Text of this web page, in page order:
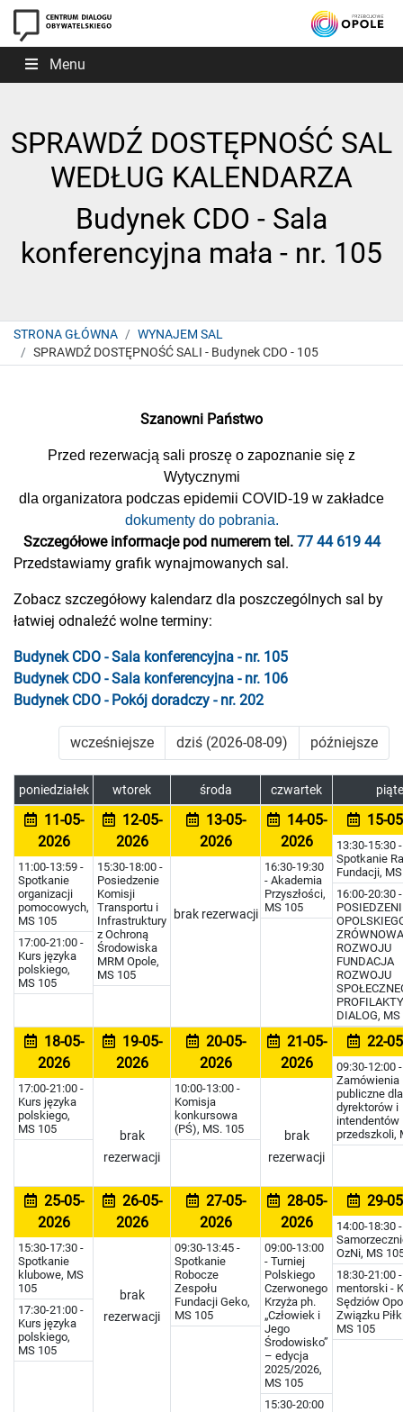
Menu
SPRAWDŹ DOSTĘPNOŚĆ SAL
WEDŁUG KALENDARZA
Budynek CDO - Sala
konferencyjna mała - nr. 105
STRONA GŁÓWNA
WYNAJEM SAL
SPRAWDŹ DOSTĘPNOŚĆ SALI - Budynek CDO - 105
Szanowni Państwo
Przed rezerwacją sali proszę o zapoznanie się z
Wytycznymi
dla organizatora podczas epidemii COVID-19 w zakładce
dokumenty do pobrania.
Szczegółowe informacje pod numerem tel. 77 44 619 44
Przedstawiamy grafik wynajmowanych sal.
Zobacz szczegółowy kalendarz dla poszczególnych sal by
łatwiej odnaleźć wolne terminy:
Budynek CDO - Sala konferencyjna - nr. 105
Budynek CDO - Sala konferencyjna - nr. 106
Budynek CDO - Pokój doradczy - nr. 202
wcześniejsze dziś (2026-08-09) późniejsze
poniedziałek wtorek środa czwartek
11-05-
2026
11:00-13:59 -
Spotkanie
organizacji
pomocowych,
MS 105
17:00-21:00 -
Kurs języka
polskiego,
MS 105
12-05-
2026
15:30-18:00 -
Posiedzenie
Komisji
Transportu i
Infrastruktury
z Ochroną
Środowiska
MRM Opole,
MS 105
13-05-
2026
brak rezerwacji
14-05-
2026
16:30-19:30
- Akademia
Przyszłości,
MS 105
15-
13:30-15:30 -
Spotkanie
Fundacji,
16:00-20:30 -
ROZWOJU
FUNDACJA
ROZWOJU
DIALOG,
18-05-
2026
17:00-21:00 -
Kurs języka
polskiego,
MS 105
19-05-
2026
brak
rezerwacji
20-05-
2026
10:00-13:00 -
Komisja
konkursowa
(PŚ), MS. 105
21-05-
2026
brak
rezerwacji
22-
09:30-12:00 -
Zamówienia
publiczne dla
dyrektorów i
intendentów
przedszkoli,
25-05-
2026
15:30-17:30 -
Spotkanie
klubowe, MS
105
17:30-21:00 -
Kurs języka
polskiego,
MS 105
26-05-
2026
brak
rezerwacji
27-05-
2026
09:30-13:45 -
Spotkanie
Robocze
Zespołu
Fundacji Geko,
MS 105
28-05-
2026
09:00-13:00
- Turniej
Polskiego
Czerwonego
Krzyża ph.
„Człowiek i
Jego
Środowisko”
– edycja
2025/2026,
MS 105
15:30-20:00
29-
14:00-18:30 -
OzNi, MS
18:30-21:00
mentorski -
Sędziów
Związku
MS 105